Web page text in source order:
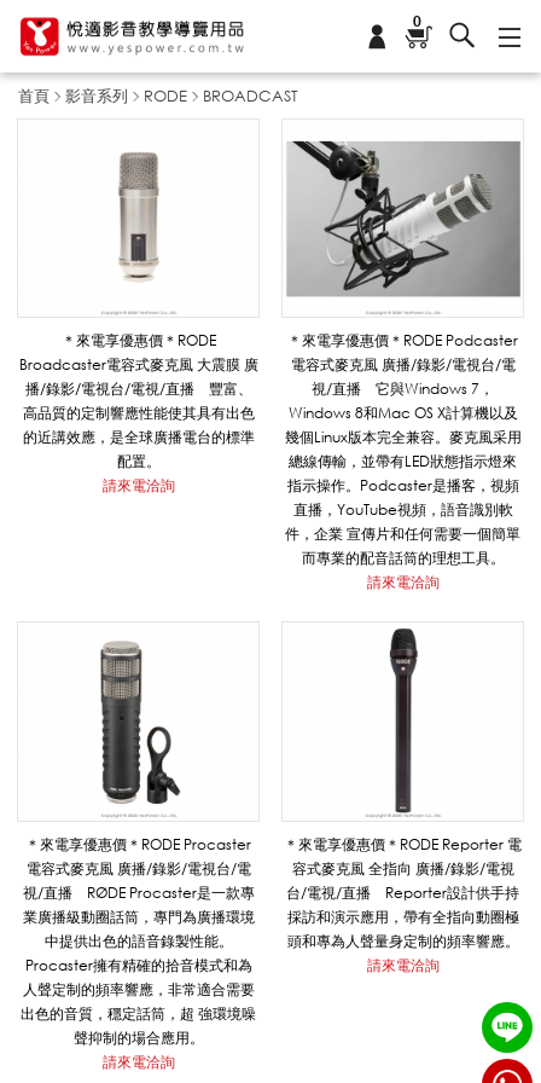
0
首頁 影音系列 RODE BROADCAST
O
A
T
R
＊來電享優惠價＊RODE
Broadcaster電容式麥克風 大震膜 廣
播/錄影/電視台/電視/直播 豐富、
高品質的定制響應性能使其具有出色
的近講效應，是全球廣播電台的標準
配置。
請來電洽詢
＊來電享優惠價＊RODE Podcaster
電容式麥克風 廣播/錄影/電視台/電
視/直播 它與Windows 7，
Windows 8和Mac OS X計算機以及
幾個Linux版本完全兼容。麥克風采用
總線傳輸，並帶有LED狀態指示燈來
指示操作。Podcaster是播客，視頻
直播，YouTube視頻，語音識別軟
件，企業 宣傳片和任何需要一個簡單
而專業的配音話筒的理想工具。
請來電洽詢
＊來電享優惠價＊RODE Procaster
電容式麥克風 廣播/錄影/電視台/電
視/直播 RØDE Procaster是一款專
業廣播級動圈話筒，專門為廣播環境
中提供出色的語音錄製性能。
Procaster擁有精確的拾音模式和為
人聲定制的頻率響應，非常適合需要
出色的音質，穩定話筒，超 強環境噪
聲抑制的場合應用。
請來電洽詢
＊來電享優惠價＊RODE Reporter 電
容式麥克風 全指向 廣播/錄影/電視
台/電視/直播 Reporter設計供手持
採訪和演示應用，帶有全指向動圈極
頭和專為人聲量身定制的頻率響應。
請來電洽詢